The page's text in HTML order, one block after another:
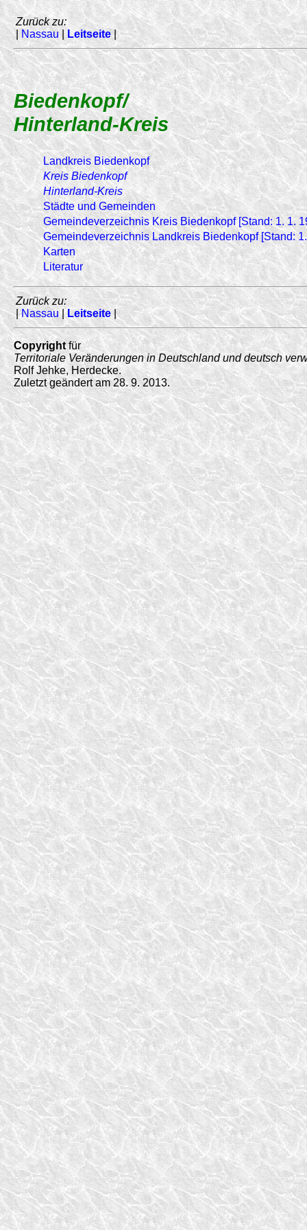
Zurück zu:
| Nassau Leitseite|
Biedenkopf/
Hinterland-Kreis
Landkreis Biedenkopf
Kreis Biedenkopf
Hinterland-Kreis
Städte und Gemeinden
Gemeindeverzeichnis Kreis Biedenkopf [Stand: 1. 1.
Gemeindeverzeichnis Landkreis Biedenkopf [Stand:
Karten
Literatur
Zurück zu:
|Nassau|Leitseite|
Copyrightfür
Territoriale Veränderungen in Deutschland und deutsch
Rolf Jehke, Herdecke.
Zuletzt geändert am 28. 9. 2013.